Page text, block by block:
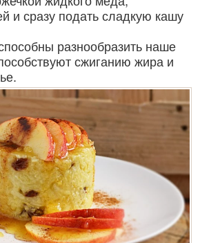
и сразу подать сладкую кашу
разнообразить наше
сжиганию жира и